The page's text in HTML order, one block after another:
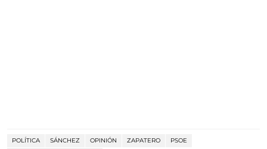
POLÍTICA SÁNCHEZ OPINIÓN ZAPATERO
PSOE